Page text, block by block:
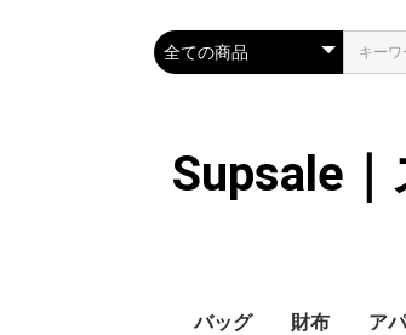
Supsale
バッグ 財布 ア